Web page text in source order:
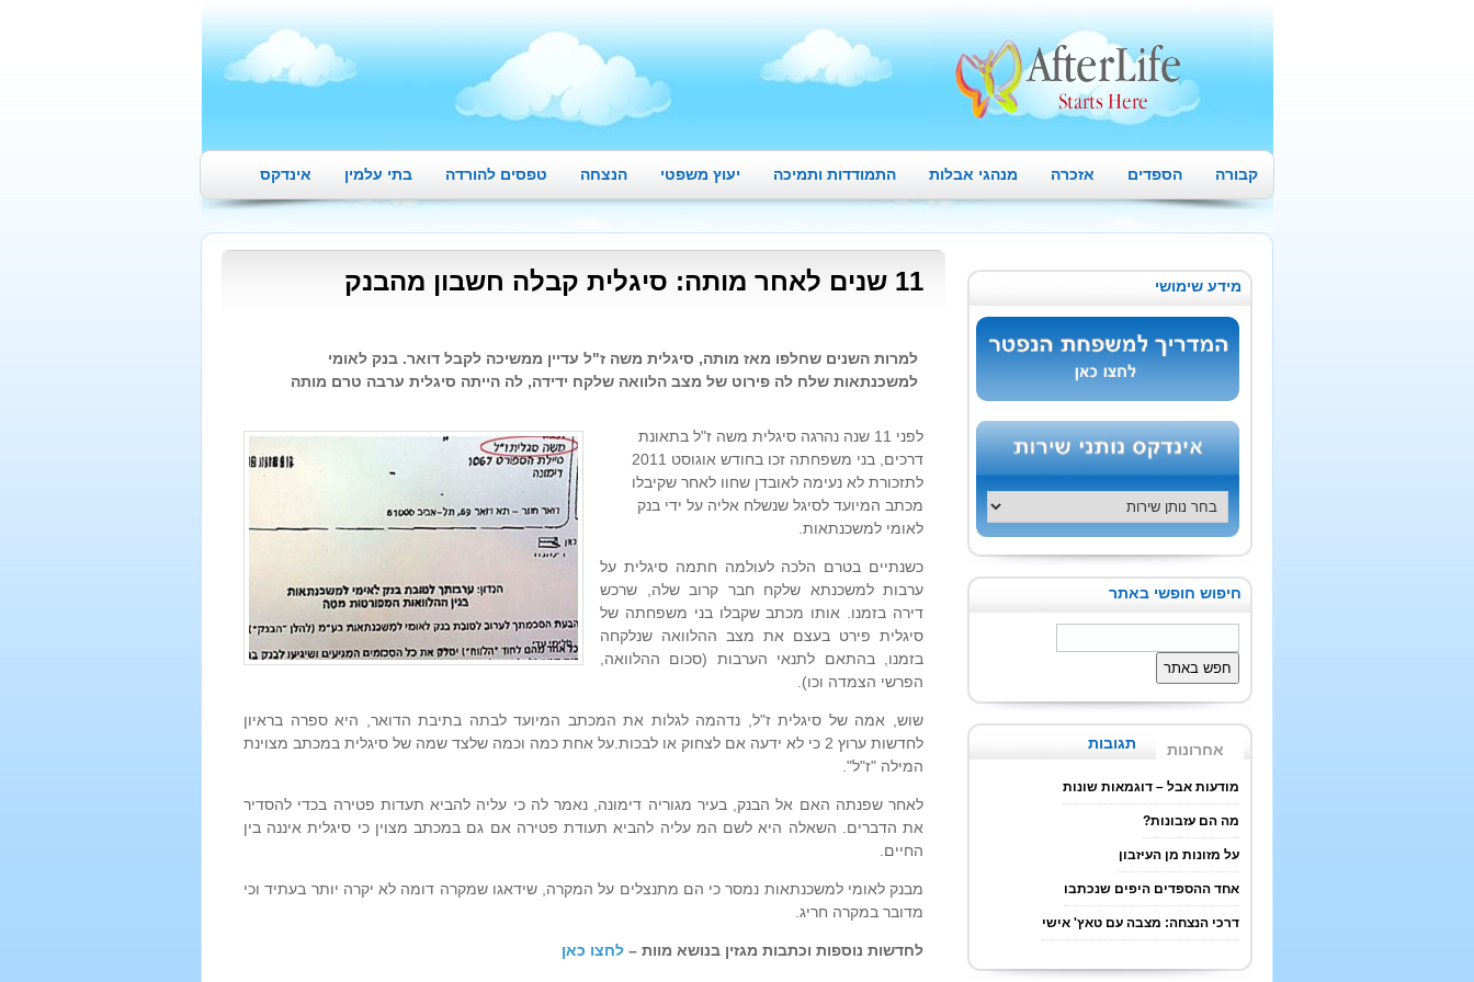
קבורה הספדים אזכרה מנהגי אבלות התמודדות ותמיכה יעוץ משפטי הנצחה טפסים להורדה בתי עלמין אינדקס
11 שנים לאחר מותה: סיגלית קבלה חשבון מהבנק
למרות השנים שחלפו מאז מותה, סיגלית משה ז"ל עדיין ממשיכה לקבל דואר. בנק לאומי
למשכנתאות שלח לה פירוט של מצב הלוואה שלקח ידידה, לה הייתה סיגלית ערבה טרם מותה
לפני 11 שנה נהרגה סיגלית משה ז"ל בתאונת
דרכים, בני משפחתה זכו בחודש אוגוסט 2011
לתזכורת לא נעימה לאובדן שחוו לאחר שקיבלו
מכתב המיועד לסיגל שנשלח אליה על ידי בנק
לאומי למשכנתאות.
כשנתיים בטרם הלכה לעולמה חתמה סיגלית על
ערבות למשכנתא שלקח חבר קרוב שלה, שרכש
דירה בזמנו. אותו מכתב שקבלו בני משפחתה של
סיגלית פירט בעצם את מצב ההלוואה שנלקחה
בזמנו, בהתאם לתנאי הערבות (סכום ההלוואה,
הפרשי הצמדה וכו).
שוש, אמה של סיגלית ז"ל, נדהמה לגלות את המכתב המיועד לבתה בתיבת הדואר, היא ספרה בראיון
לחדשות ערוץ 2 כי לא ידעה אם לצחוק או לבכות.על אחת כמה וכמה שלצד שמה של סיגלית במכתב מצוינת
המילה "ז"ל".
לאחר שפנתה האם אל הבנק, בעיר מגוריה דימונה, נאמר לה כי עליה להביא תעדות פטירה בכדי להסדיר
את הדברים. השאלה היא לשם המ עליה להביא תעודת פטירה אם גם במכתב מצוין כי סיגלית איננה בין
החיים.
מבנק לאומי למשכנתאות נמסר כי הם מתנצלים על המקרה, שידאגו שמקרה דומה לא יקרה יותר בעתיד וכי
מדובר במקרה חריג.
לחדשות נוספות וכתבות מגזין בנושא מוות – לחצו כאן
מידע שימושי
חיפוש חופשי באתר
אחרונות תגובות
מודעות אבל – דוגמאות שונות
מה הם עזבונות?
על מזונות מן העיזבון
אחד ההספדים היפים שנכתבו
דרכי הנצחה: מצבה עם טאץ' אישי